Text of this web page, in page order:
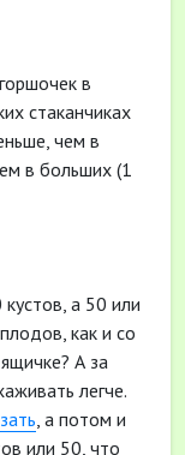
в
стаканчиках
чем в
в больших (1
а 50 или
как и со
А за
легче.
, а потом и
или 50, что